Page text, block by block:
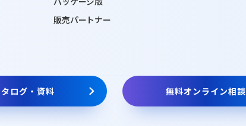
販売パートナー
ログ・資料 無料オンライン相談